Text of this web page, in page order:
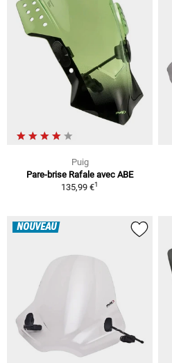
Puig
Pare-brise Rafale avec ABE
135,99 €1
NOUVEAU